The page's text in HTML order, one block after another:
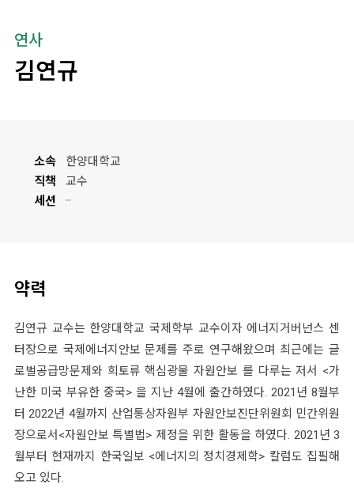
연사
김연규
소속 한양대학교
직책 교수
세션
약력
김연규 교수는 한양대학교 국제학부 교수이자 에너지거버넌스 센
터장으로 국제에너지안보 문제를 주로 연구해왔으며 최근에는 글
로벌공급망문제와 희토류 핵심광물 자원안보 를 다루는 저서 <가
난한 미국 부유한 중국> 을 지난 4월에 출간하였다. 2021년 8월부
터 2022년 4월까지 산업통상자원부 자원안보진단위원회 민간위원
장으로서<자원안보 특별법> 제정을 위한 활동을 하였다. 2021년 3
월부터 현재까지 한국일보 <에너지의 정치경제학> 칼럼도 집필해
오고 있다.